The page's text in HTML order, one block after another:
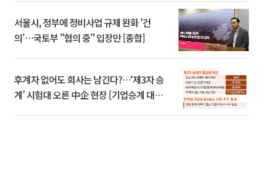
서울시, 정부에 정비사업 규제 완화 '건
의'⋯국토부 "협의 중" 입장만 [종합]
후계자 없어도 회사는 남긴다?…‘제3자 승
계’ 시험대 오른 中企 현장 [기업승계 대전